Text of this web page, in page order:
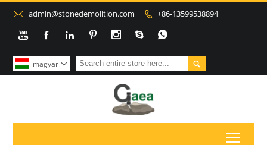
 admin@stonedemolition.com  +86-13599538894
      

magyar 